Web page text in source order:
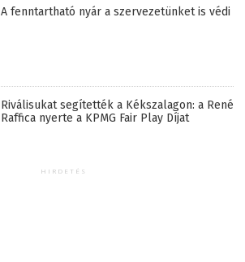
A fenntartható nyár a szervezetünket is védi
Riválisukat segítették a Kékszalagon: a René
Raffica nyerte a KPMG Fair Play Díjat
HIRDETÉS